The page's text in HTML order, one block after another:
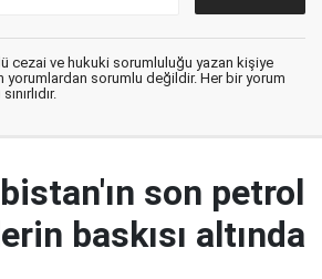
cezai ve hukuki sorumluluğu yazan kişiye
yorumlardan sorumlu değildir. Her bir yorum
son petrol
baskısı altında